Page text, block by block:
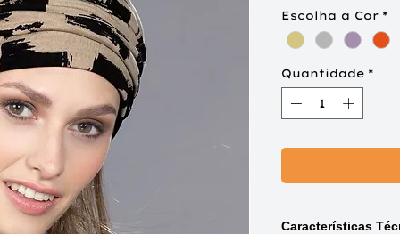
Escolha a Cor *
Quantidade *
Características